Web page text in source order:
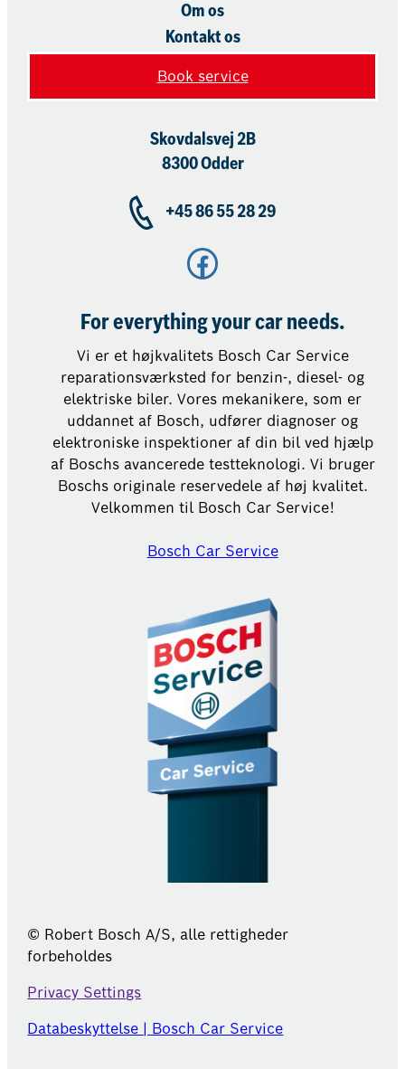
Om os
Kontakt os
Book service
Skovdalsvej 2B
8300 Odder
+45 86 55 28 29
Facebook
For everything your car needs.
Vi er et højkvalitets Bosch Car Service
reparationsværksted for benzin-, diesel- og
elektriske biler. Vores mekanikere, som er
uddannet af Bosch, udfører diagnoser og
elektroniske inspektioner af din bil ved hjælp
af Boschs avancerede testteknologi. Vi bruger
Boschs originale reservedele af høj kvalitet.
Velkommen til Bosch Car Service!
Bosch Car Service
© Robert Bosch A/S, alle rettigheder
forbeholdes
Privacy Settings
Databeskyttelse | Bosch Car Service